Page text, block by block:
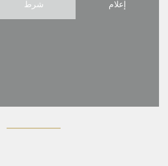
إعلام شرط